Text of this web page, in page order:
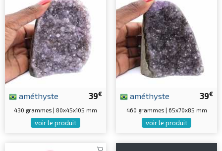
39€
améthyste
430 grammes | 80x45x105 mm
voir le produit
39€
améthyste
460 grammes | 65x70x85 mm
voir le produit